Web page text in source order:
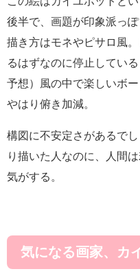
後半で、画題が印象派っ
描き方はモネやピサロ風
るはずなのに停止してい
予想）風の中で楽しいボ
やはり俯き加減。
構図に不安定さがあるで
り描いた人なのに、人間
気がする。
気になる画家、カ